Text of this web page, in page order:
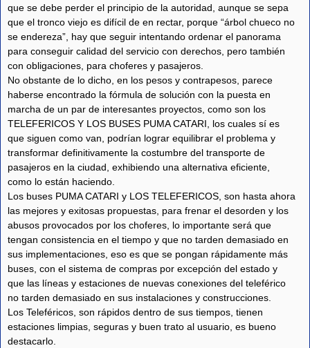
que se debe perder el principio de la autoridad, aunque se sepa
que el tronco viejo es difícil de en rectar, porque “árbol chueco no
se endereza”, hay que seguir intentando ordenar el panorama
para conseguir calidad del servicio con derechos, pero también
con obligaciones, para choferes y pasajeros.
No obstante de lo dicho, en los pesos y contrapesos, parece
haberse encontrado la fórmula de solución con la puesta en
marcha de un par de interesantes proyectos, como son los
TELEFERICOS Y LOS BUSES PUMA CATARI, los cuales sí es
que siguen como van, podrían lograr equilibrar el problema y
transformar definitivamente la costumbre del transporte de
pasajeros en la ciudad, exhibiendo una alternativa eficiente,
como lo están haciendo.
Los buses PUMA CATARI y LOS TELEFERICOS, son hasta ahora
las mejores y exitosas propuestas, para frenar el desorden y los
abusos provocados por los choferes, lo importante será que
tengan consistencia en el tiempo y que no tarden demasiado en
sus implementaciones, eso es que se pongan rápidamente más
buses, con el sistema de compras por excepción del estado y
que las líneas y estaciones de nuevas conexiones del teleférico
no tarden demasiado en sus instalaciones y construcciones.
Los Teleféricos, son rápidos dentro de sus tiempos, tienen
estaciones limpias, seguras y buen trato al usuario, es bueno
destacarlo.